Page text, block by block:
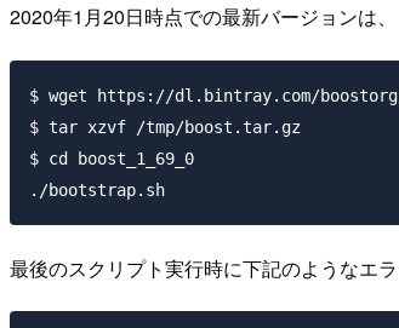
2020年1月20日時点での最新バージョンは、
$ wget https://dl.bintray.com/
$ tar xzvf /tmp/boost.tar.gz
$ cd boost_1_69_0
最後のスクリプト実行時に下記のようなエラ